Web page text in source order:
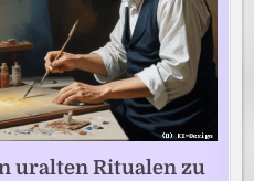
uralten Ritualen zu